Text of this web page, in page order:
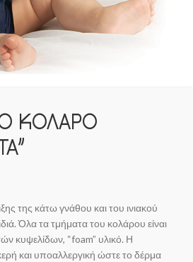
ΚΟΛΑΡΟ
της κάτω γνάθου και του ινιακού
Όλα τα τμήματα του κολάρου είναι
κυψελίδων, “foam” υλικό. Η
και υποαλλεργική ώστε το δέρμα